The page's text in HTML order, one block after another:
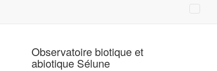
Observatoire biotique et
abiotique Sélune